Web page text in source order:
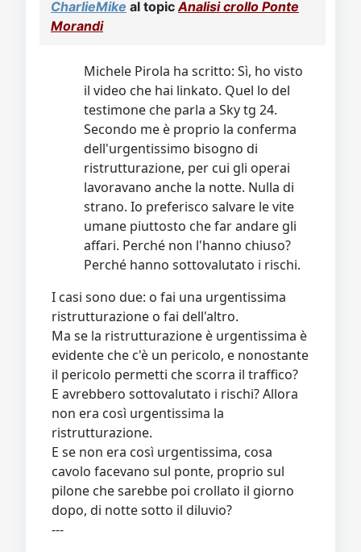
CharlieMike al topicAnalisi crollo Ponte
Morandi
Michele Pirola ha scritto: Sì, ho visto
il video che hai linkato. Quel lo del
testimone che parla a Sky tg 24.
Secondo me è proprio la conferma
dell'urgentissimo bisogno di
ristrutturazione, per cui gli operai
lavoravano anche la notte. Nulla di
strano. Io preferisco salvare le vite
umane piuttosto che far andare gli
affari. Perché non l'hanno chiuso?
Perché hanno sottovalutato i rischi.
I casi sono due: o fai una urgentissima
ristrutturazione o fai dell'altro.
Ma se la ristrutturazione è urgentissima è
evidente che c'è un pericolo, e nonostante
il pericolo permetti che scorra il traffico?
E avrebbero sottovalutato i rischi? Allora
non era così urgentissima la
ristrutturazione.
E se non era così urgentissima, cosa
cavolo facevano sul ponte, proprio sul
pilone che sarebbe poi crollato il giorno
dopo, di notte sotto il diluvio?
---